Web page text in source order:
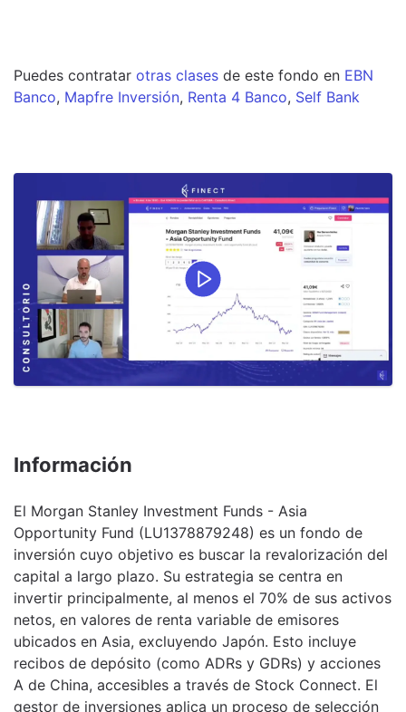
Puedes contratar otras clases de este fondo en EBN
Banco, Mapfre Inversión, Renta 4 Banco, Self Bank
Información
El Morgan Stanley Investment Funds - Asia
Opportunity Fund (LU1378879248) es un fondo de
inversión cuyo objetivo es buscar la revalorización del
capital a largo plazo. Su estrategia se centra en
invertir principalmente, al menos el 70% de sus activos
netos, en valores de renta variable de emisores
ubicados en Asia, excluyendo Japón. Esto incluye
recibos de depósito (como ADRs y GDRs) y acciones
A de China, accesibles a través de Stock Connect. El
gestor de inversiones aplica un proceso de selección